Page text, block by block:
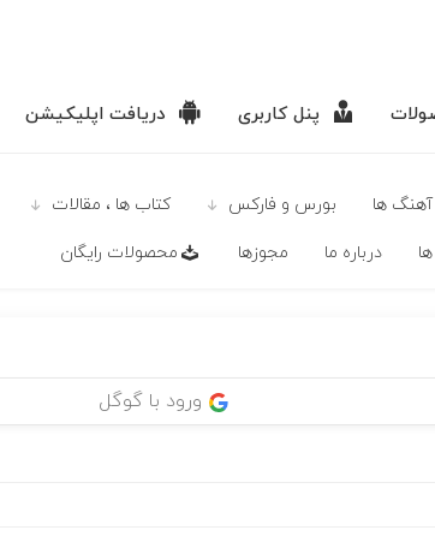
پنل کاربری دریافت اپلیکیشن
ها بورس و فارکس كتاب ها ، مقالات
درباره ما مجوزها محصولات رايگان
ورود با گوگل